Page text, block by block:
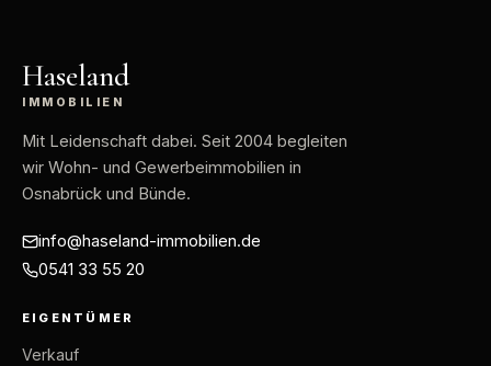
Haseland
IMMOBILIEN
Mit Leidenschaft dabei. Seit 2004 begleiten
wir Wohn- und Gewerbeimmobilien in
Osnabrück und Bünde.
info@haseland-immobilien.de
0541 33 55 20
EIGENTÜMER
Verkauf